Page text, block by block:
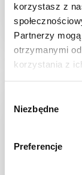
korzystasz z
Partnerzy
otrzymanymi
korzystania z
zgody
Niezbędne
Preferencje